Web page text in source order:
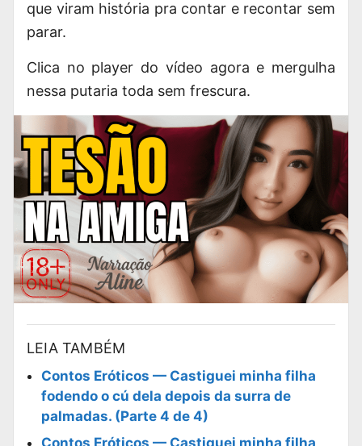
que viram história pra contar e recontar sem
parar.
Clica no player do vídeo agora e mergulha
nessa putaria toda sem frescura.
LEIA TAMBÉM
Contos Eróticos — Castiguei minha filha
fodendo o cú dela depois da surra de
palmadas. (Parte 4 de 4)
Contos Eróticos — Castiguei minha filha